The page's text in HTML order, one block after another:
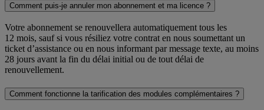
Comment puis-je annuler mon abonnement et ma licence ?
Votre abonnement se renouvellera automatiquement tous les
12 mois, sauf si vous résiliez votre contrat en nous soumettant un
ticket d’assistance ou en nous informant par message texte, au moins
28 jours avant la fin du délai initial ou de tout délai de
renouvellement.
Comment fonctionne la tarification des modules complémentaires ?